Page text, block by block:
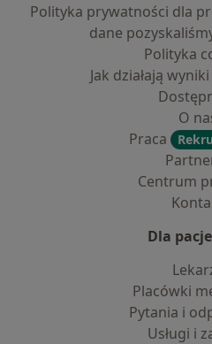
Polityka prywatności dla
dane
Polityka
Jak działają
O
Praca
Centrum
Dla
Placówki
Pytania i
Usługi i